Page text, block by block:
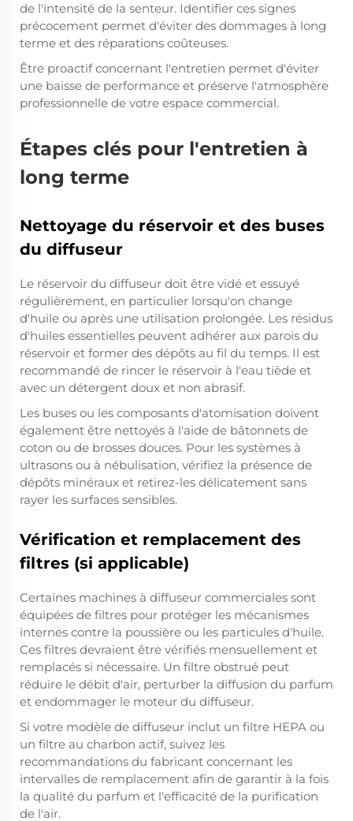
de l'intensité de la senteur. Identifier ces signes
précocement permet d'éviter des dommages à long
terme et des réparations coûteuses.
Être proactif concernant l'entretien permet d'éviter
une baisse de performance et préserve l'atmosphère
professionnelle de votre espace commercial.
Étapes clés pour l'entretien à
long terme
Nettoyage du réservoir et des buses
du diffuseur
Le réservoir du diffuseur doit être vidé et essuyé
régulièrement, en particulier lorsqu'on change
d'huile ou après une utilisation prolongée. Les résidus
d'huiles essentielles peuvent adhérer aux parois du
réservoir et former des dépôts au fil du temps. Il est
recommandé de rincer le réservoir à l'eau tiède et
avec un détergent doux et non abrasif.
Les buses ou les composants d'atomisation doivent
également être nettoyés à l'aide de bâtonnets de
coton ou de brosses douces. Pour les systèmes à
ultrasons ou à nébulisation, vérifiez la présence de
dépôts minéraux et retirez-les délicatement sans
rayer les surfaces sensibles.
Vérification et remplacement des
filtres (si applicable)
Certaines machines à diffuseur commerciales sont
équipées de filtres pour protéger les mécanismes
internes contre la poussière ou les particules d'huile.
Ces filtres devraient être vérifiés mensuellement et
remplacés si nécessaire. Un filtre obstrué peut
réduire le débit d'air, perturber la diffusion du parfum
et endommager le moteur du diffuseur.
Si votre modèle de diffuseur inclut un filtre HEPA ou
un filtre au charbon actif, suivez les
recommandations du fabricant concernant les
intervalles de remplacement afin de garantir à la fois
la qualité du parfum et l'efficacité de la purification
de l'air.